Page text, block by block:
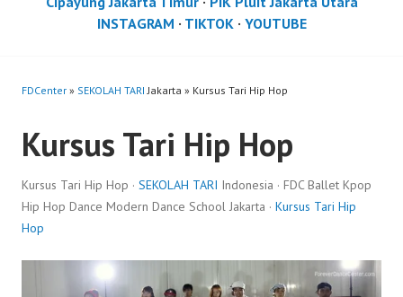
INSTAGRAM · TIKTOK· YOUTUBE
FDCenter » SEKOLAH TARI Jakarta » Kursus Tari Hip Hop
Kursus Tari Hip Hop
Kursus Tari Hip Hop · SEKOLAH TARI Indonesia · FDC Ballet Kpop
Hip Hop Dance Modern Dance School Jakarta · Kursus Tari Hip
Hop